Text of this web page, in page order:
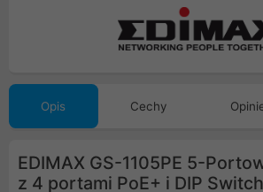
Opis Cechy
EDIMAX GS-1105PE 5-
z 4 portami PoE+ i DIP Switch